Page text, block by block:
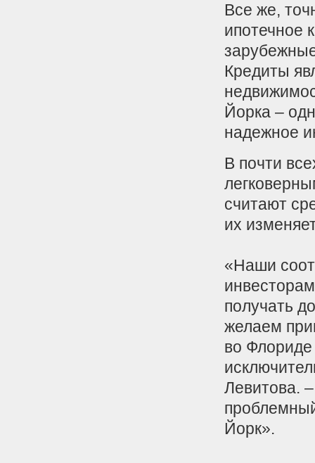
Все же,
ипотечное
Кредиты
Йорка –
надежное
В почти
считают
их
«Наши
получать
желаем
во
Левитова.
Йорк».